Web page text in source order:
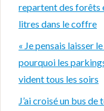
repartent des forêts
litres dans le coffre
« Je pensais laisser
pourquoi les
vident tous les soirs
J’ai croisé un bus